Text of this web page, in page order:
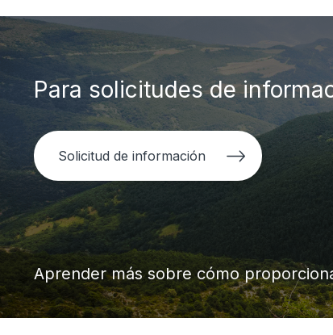
Para solicitudes de
Solicitud de información
Aprender más sobre cómo